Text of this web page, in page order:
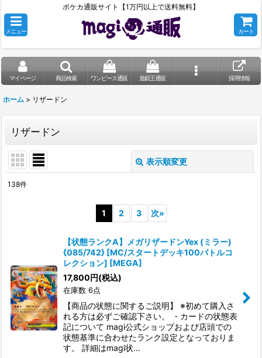
ポケカ通販サイト【1万円以上で送料無料】
メニュー カート
マイページ 商品検索 ワンピース通販 遊戯王通販 採用情報
ホーム > リザードン
リザードン
表示順変更
絞り込む
138件
1 2 3 次»
【状態ランクA】メガリザードンYex (ミラー)
{085/742} [MC/スタートデッキ100バトルコ
レクション] [MEGA]
17,800円(税込)
在庫数 6点
【商品の状態に関するご説明】 ※初めて購入さ
れる方は必ずご確認下さい。 ・カードの状態表
記について magi公式ショップおよび店頭での
状態基準に合わせたランク設定となっておりま
す。 詳細はmagi状…